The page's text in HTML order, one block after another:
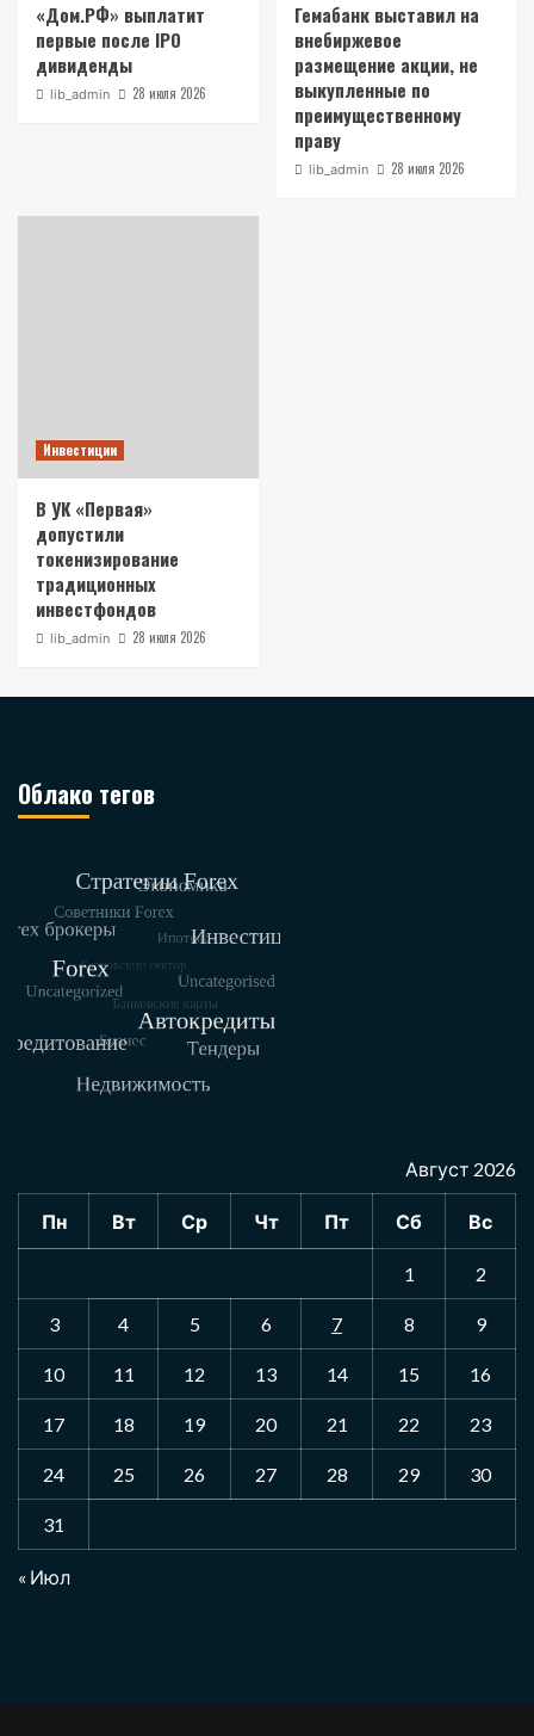
«Дом.РФ» выплатит
первые после IPO
дивиденды
lib_admin 28 июля 2026
Гемабанк выставил на
внебиржевое
размещение акции, не
выкупленные по
преимущественному
праву
lib_admin 28 июля 2026
Инвестиции
В УК «Первая»
допустили
токенизирование
традиционных
инвестфондов
lib_admin 28 июля 2026
Облако тегов
Август 2026
Пн Вт Ср Чт Пт Сб Вс
1 2
3 4 5 6 7 8 9
10 11 12 13 14 15 16
17 18 19 20 21 22 23
24 25 26 27 28 29 30
31
« Июл